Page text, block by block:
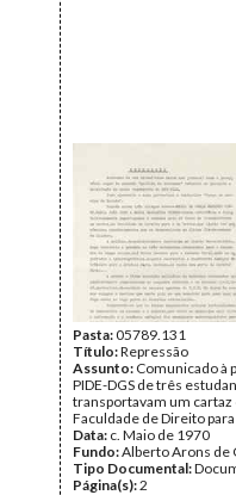
Pasta:05789.131
Título:Repressão
Assunto: Comunicado à
PIDE-DGS de três
transportavam um cartaz
Faculdade de Direito
Data: c. Maio de 1970
Fundo:Alberto Arons de
Tipo Documental:
Página(s):2